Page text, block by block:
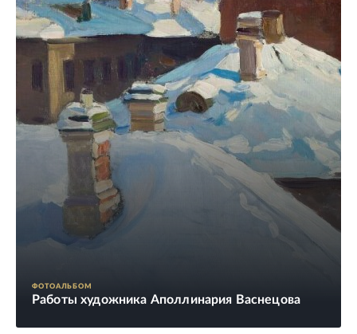
ФОТОАЛЬБОМ
Работы художника Аполлинария Васнецова